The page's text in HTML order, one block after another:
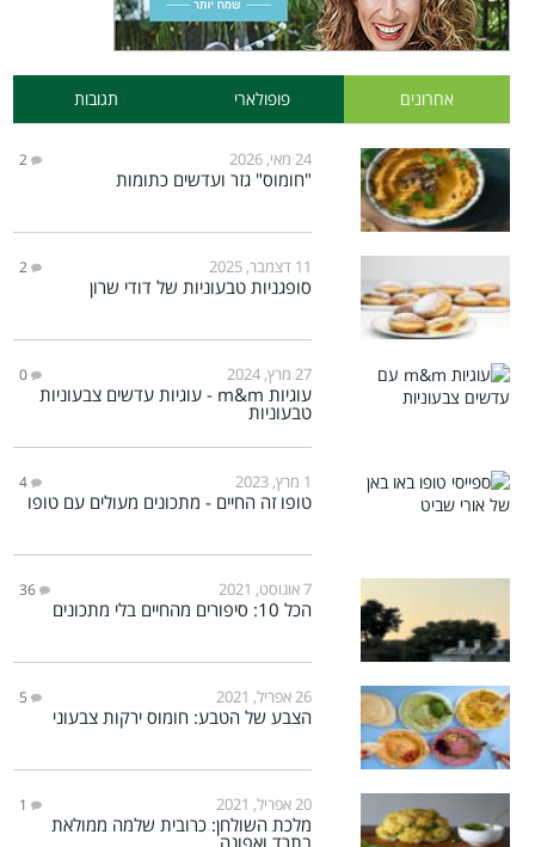
אחרונים פופולארי תגובות
24 מאי, 2026 2
"חומוס" גזר ועדשים כתומות
11 דצמבר, 2025 2
סופגניות טבעוניות של דודי שרון
27 מרץ, 2024 0
עוגיות m&m - עוגיות עדשים צבעוניות
טבעוניות
1 מרץ, 2023 4
טופו זה החיים - מתכונים מעולים עם טופו
7 אוגוסט, 2021 36
הכל 10: סיפורים מהחיים בלי מתכונים
26 אפריל, 2021 5
הצבע של הטבע: חומוס ירקות צבעוני
20 אפריל, 2021 1
מלכת השולחן: כרובית שלמה ממולאת
בתרד ואפונה